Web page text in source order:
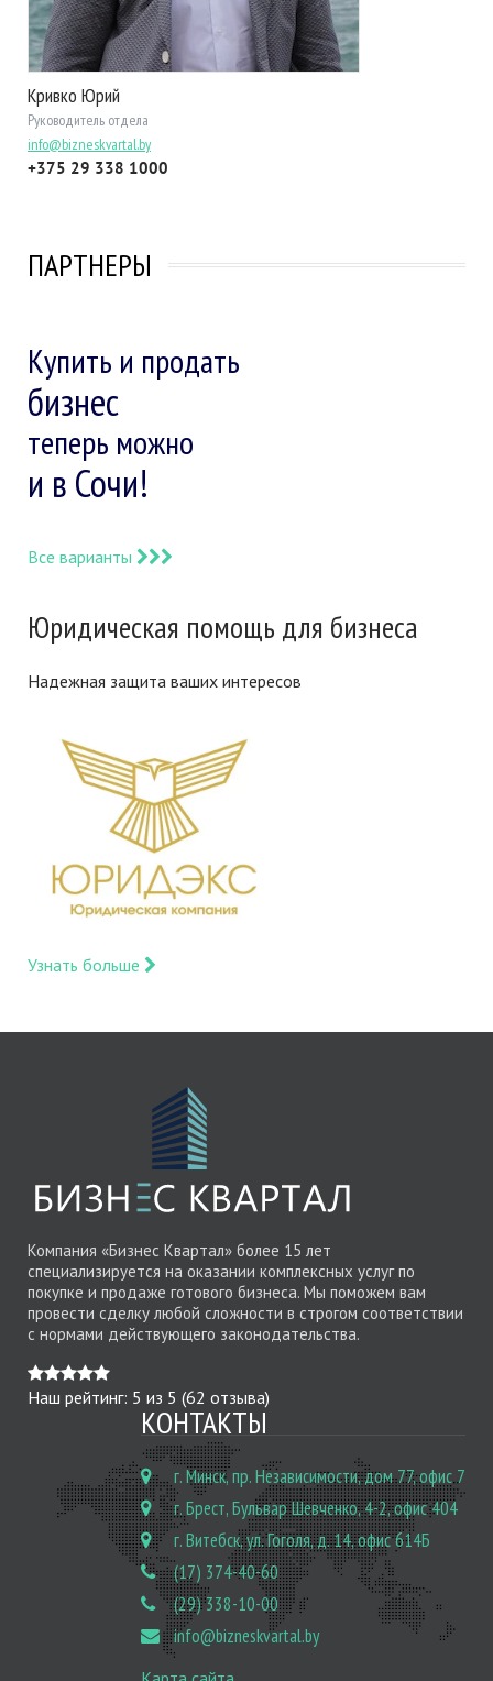
Кривко Юрий
Руководитель отдела
info@bizneskvartal.by
+375 29 338 1000
ПАРТНЕРЫ
Купить и продать
бизнес
теперь можно
и в Сочи!
Все варианты
Юридическая помощь для бизнеса
Надежная защита ваших интересов
Узнать больше
Компания «Бизнес Квартал» более 15 лет
специализируется на оказании комплексных услуг по
покупке и продаже готового бизнеса. Мы поможем вам
провести сделку любой сложности в строгом соответствии
с нормами действующего законодательства.
Наш рейтинг: 5 из 5 (62 отзыва)
КОНТАКТЫ
г. Минск, пр. Независимости, дом 77, офис 7
г. Брест, Бульвар Шевченко, 4-2, офис 404
г. Витебск, ул. Гоголя, д. 14, офис 614Б
(17) 374-40-60
(29) 338-10-00
info@bizneskvartal.by